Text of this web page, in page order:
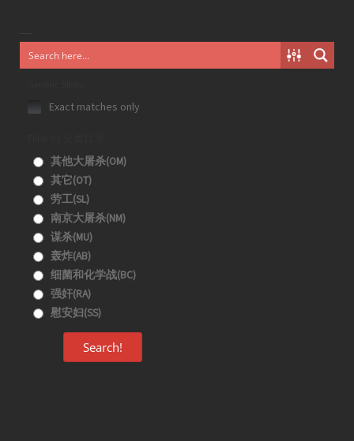
Exact matches only
其他大屠杀(OM)
其它(OT)
劳工(SL)
南京大屠杀(NM)
谋杀(MU)
轰炸(AB)
细菌和化学战(BC)
强奸(RA)
慰安妇(SS)
Search!